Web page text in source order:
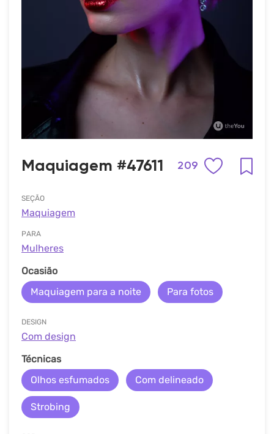
Maquiagem #47611 209
SEÇÃO
Maquiagem
PARA
Mulheres
Ocasião
Maquiagem para a noite
Para fotos
DESIGN
Com design
Técnicas
Olhos esfumados
Com delineado
Strobing